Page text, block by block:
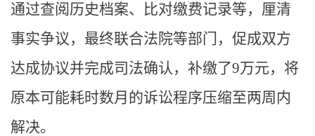
通过查阅历史档案、比对缴费记录等，厘清
事实争议，最终联合法院等部门，促成双方
达成协议并完成司法确认，补缴了9万元，将
原本可能耗时数月的诉讼程序压缩至两周内
解决。